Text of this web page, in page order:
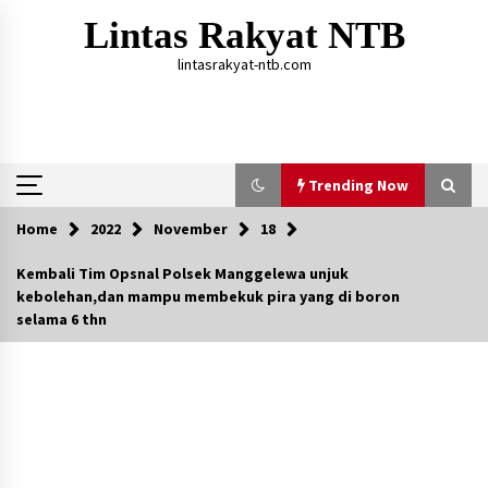
Lintas Rakyat NTB
lintasrakyat-ntb.com
Trending Now
Trending Now
Aksi Penggerebekan Pengedar Sabu di Dompu,
Ketegangan Memuncak di Kampung Bebas Dari
Narkoba
Home 2022 November 18
Kembali Tim Opsnal Polsek Manggelewa unjuk
kebolehan,dan mampu membekuk pira yang di boron
selama 6 thn